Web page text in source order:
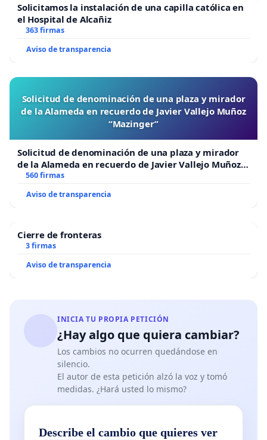
Solicitamos la instalación de una capilla católica en
el Hospital de Alcañiz
363 firmas
Aviso de transparencia
Solicitud de denominación de una plaza y mirador
de la Alameda en recuerdo de Javier Vallejo Muñoz
“Mazinger”
Solicitud de denominación de una plaza y mirador
de la Alameda en recuerdo de Javier Vallejo Muñoz
“Mazinger”
560 firmas
Aviso de transparencia
Cierre de fronteras
3 firmas
Aviso de transparencia
INICIA TU PROPIA PETICIÓN
¿Hay algo que quiera cambiar?
Los cambios no ocurren quedándose en
silencio.
El autor de esta petición alzó la voz y tomó
medidas. ¿Hará usted lo mismo?
Describe el cambio que quieres ver